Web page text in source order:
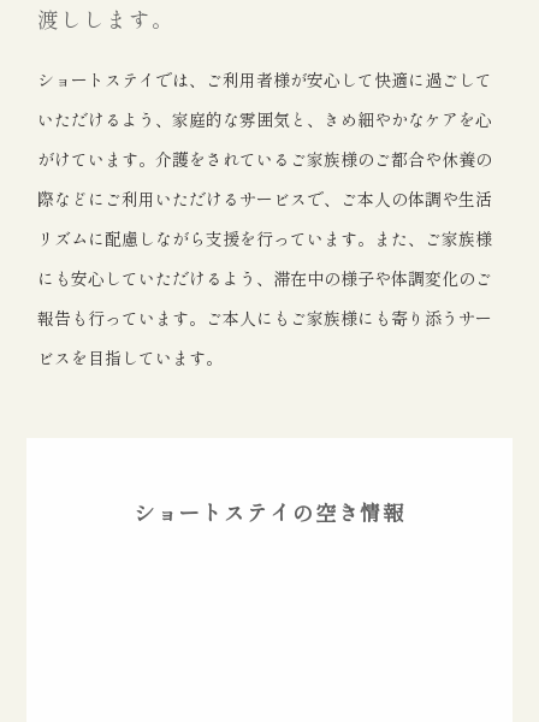
渡しします。
ショートステイでは、ご利用者様が安心して快適に過ごして
いただけるよう、家庭的な雰囲気と、きめ細やかなケアを心
がけています。介護をされているご家族様のご都合や休養の
際などにご利用いただけるサービスで、ご本人の体調や生活
リズムに配慮しながら支援を行っています。また、ご家族様
にも安心していただけるよう、滞在中の様子や体調変化のご
報告も行っています。ご本人にもご家族様にも寄り添うサー
ビスを目指しています。
ショートステイの空き情報